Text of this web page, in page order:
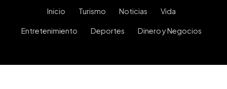
Inicio Turismo Noticias Vida
Entretenimiento Deportes Dinero y Negocios